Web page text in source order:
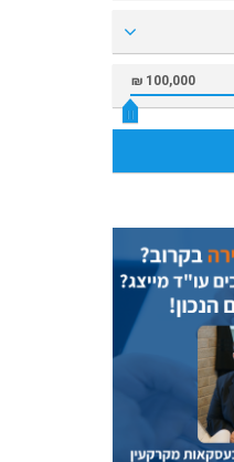
100,000 ₪